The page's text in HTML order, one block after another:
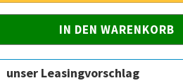
unser Leasingvorschlag